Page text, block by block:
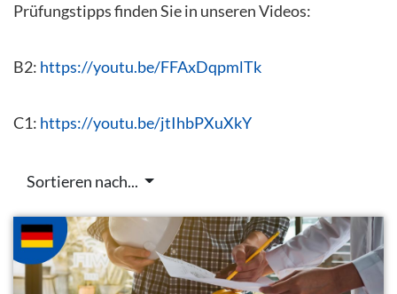
Prüfungstipps finden Sie in unseren Videos:
B2: https://youtu.be/FFAxDqpmlTk
C1: https://youtu.be/jtIhbPXuXkY
Sortieren nach...